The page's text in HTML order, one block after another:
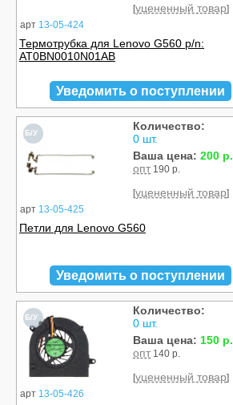
арт 13-05-424
[уцененный товар]
Термотрубка для Lenovo G560 p/n:
AT0BN0010N01AB
Уведомить о поступлении
Б/У
арт 13-05-425
Количество:
0 шт.
Ваша цена: 200 р.
опт 190 р.
[уцененный товар]
Петли для Lenovo G560
Уведомить о поступлении
Б/У
арт 13-05-426
Количество:
0 шт.
Ваша цена: 150 р.
опт 140 р.
[уцененный товар]